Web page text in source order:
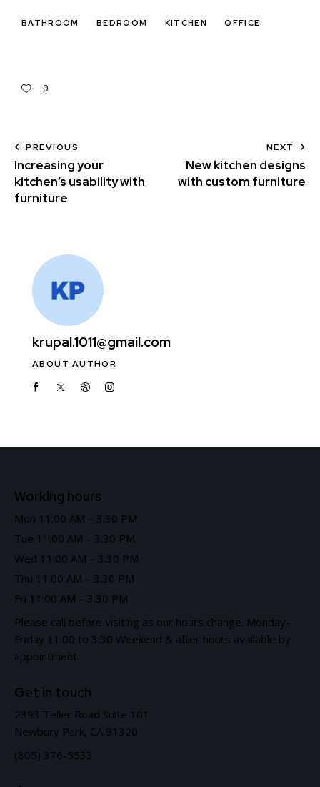
BATHROOM BEDROOM KITCHEN OFFICE
0
PREVIOUS
Increasing your
kitchen’s usability with
furniture
NEXT
New kitchen designs
with custom furniture
krupal.1011@gmail.com
ABOUT AUTHOR
Working hours
Mon 11:00 AM – 3:30 PM
Tue 11:00 AM – 3:30 PM
Wed 11:00 AM – 3:30 PM
Thu 11:00 AM – 3:30 PM
Fri 11:00 AM – 3:30 PM
Please call before visiting as our hours change. Monday-
Friday 11:00 to 3:30 Weekend & after hours available by
appointment.
Get in touch
2393 Teller Road Suite 101
Newbury Park, CA 91320
(805) 376-5533